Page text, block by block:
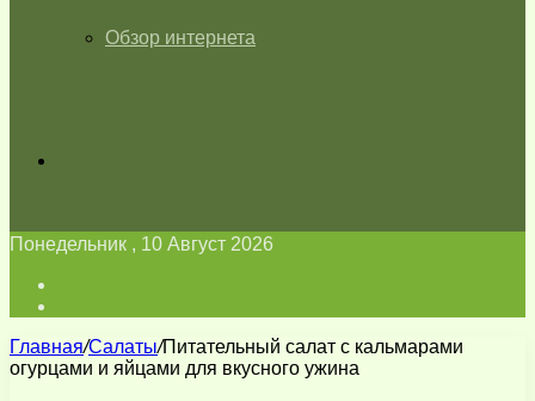
Обзор интернета
Понедельник , 10 Август 2026
Главная/Салаты/Питательный салат с кальмарами
огурцами и яйцами для вкусного ужина